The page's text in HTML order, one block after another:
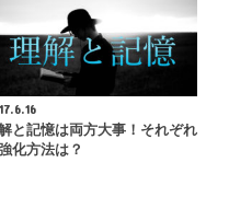
と記憶は両方大事！それぞれ
化方法は？